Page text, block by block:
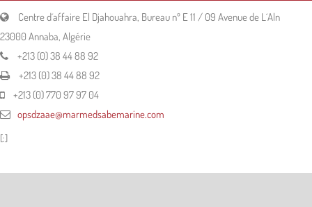
Centre d´affaire El Djahouahra, Bureau nº E 11 / 09 Avenue de L´Aln
23000 Annaba, Algérie
+213 (0) 38 44 88 92
+213 (0) 38 44 88 92
+213 (0) 770 97 97 04
opsdzaae@marmedsabemarine.com
[:]